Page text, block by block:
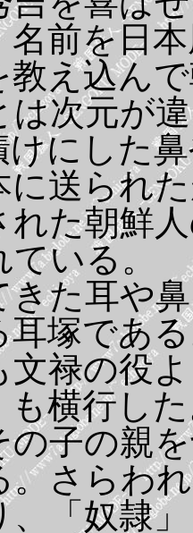
前を日
教え込ん
は次元が
にした
に送られ
れた朝鮮
いる。
きた耳や
塚であ
文禄の役
も横行し
の子の親
。さらわ
、「奴隷